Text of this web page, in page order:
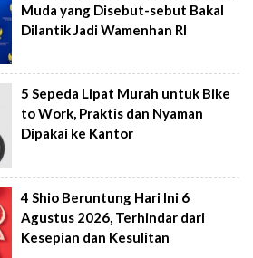
Muda yang Disebut-sebut Bakal
Dilantik Jadi Wamenhan RI
5 Sepeda Lipat Murah untuk Bike
to Work, Praktis dan Nyaman
Dipakai ke Kantor
4 Shio Beruntung Hari Ini 6
Agustus 2026, Terhindar dari
Kesepian dan Kesulitan